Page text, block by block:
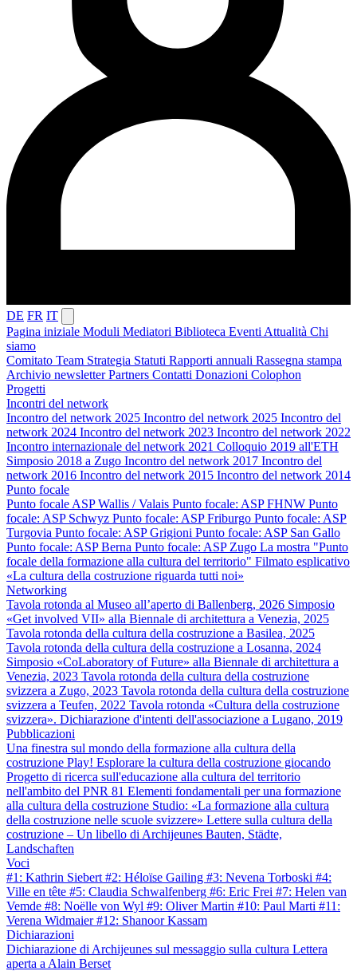
DE FR IT
Pagina iniziale Moduli Mediatori Biblioteca Eventi Attualità Chi
siamo
Comitato Team Strategia Statuti Rapporti annuali Rassegna stampa
Archivio newsletterPartners Contatti Donazioni Colophon
Progetti
Incontri del network
Incontro del network 2025 Incontro del network 2025 Incontro del
network 2024 Incontro del network 2023 Incontro del network 2022
Incontro internazionale del network 2021 Colloquio 2019 all'ETH
Simposio 2018 a Zugo Incontro del network 2017 Incontro del
network 2016 Incontro del network 2015 Incontro del network 2014
Punto focale
Punto focale ASP Wallis / Valais Punto focale: ASP FHNW Punto
focale: ASP Schwyz Punto focale: ASP Friburgo Punto focale: ASP
Turgovia Punto focale: ASP Grigioni Punto focale: ASP San Gallo
Punto focale: ASP Berna Punto focale: ASP Zugo La mostra "Punto
focale della formazione alla cultura del territorio" Filmato esplicativo
«La cultura della costruzione riguarda tutti noi»
Networking
Tavola rotonda al Museo all’aperto di Ballenberg, 2026 Simposio
«Get involved VII» alla Biennale di architettura a Venezia, 2025
Tavola rotonda della cultura della costruzione a Basilea, 2025
Tavola rotonda della cultura della costruzione a Losanna, 2024
Simposio «CoLaboratory of Future» alla Biennale di architettura a
Venezia, 2023 Tavola rotonda della cultura della costruzione
svizzera a Zugo, 2023 Tavola rotonda della cultura della costruzione
svizzera a Teufen, 2022 Tavola rotonda «Cultura della costruzione
svizzera». Dichiarazione d'intenti dell'associazione a Lugano, 2019
Pubblicazioni
Una finestra sul mondo della formazione alla cultura della
costruzione Play! Esplorare la cultura della costruzione giocando
Progetto di ricerca sull'educazione alla cultura del territorio
nell'ambito del PNR 81 Elementi fondamentali per una formazione
alla cultura della costruzione Studio: «La formazione alla cultura
della costruzione nelle scuole svizzere» Lettere sulla cultura della
costruzione – Un libello di Archijeunes Bauten, Städte,
Landschaften
Voci
#1: Kathrin Siebert #2: Héloïse Gailing #3: Nevena Torboski #4:
Ville en tête #5: Claudia Schwalfenberg #6: Eric Frei #7: Helen van
Vemde #8: Noëlle von Wyl #9: Oliver Martin #10: Paul Marti #11:
Verena Widmaier#12: Shanoor Kassam
Dichiarazioni
Dichiarazione di Archijeunes sul messaggio sulla cultura Lettera
aperta a Alain Berset